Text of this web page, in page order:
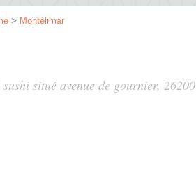
> Montélimar
situé avenue de gournier, 26200